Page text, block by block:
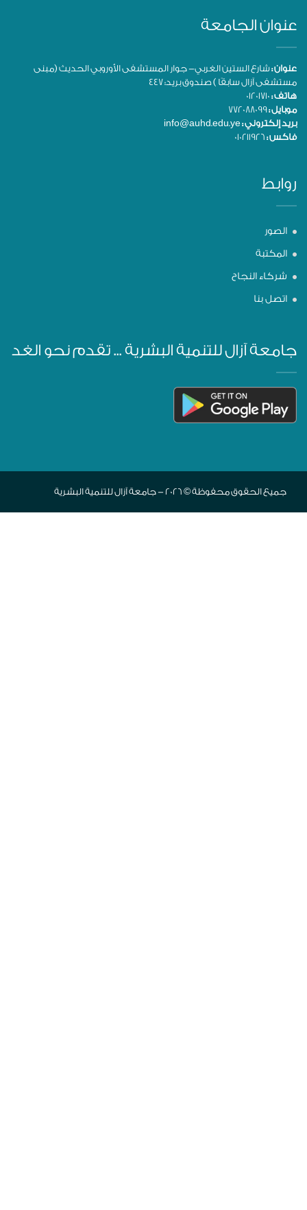
عنوان الجامعة
عنوان :شارع الستين الغربي- جوار المستشفى الأوروبي الحديث (مبنى
مستشفى آزال سابقًا ) صندوق بريد: 447
هاتف :
موبايل :
بريد إلكتروني :
فاكس :
روابط
الصور
المكتبة
شركاء النجاح
اتصل بنا
جامعة آزال للتنمية البشرية ... تقدم نحو الغد
جميع الحقوق محفوظة © 2026 - جامعة آزال للتنمية البشرية